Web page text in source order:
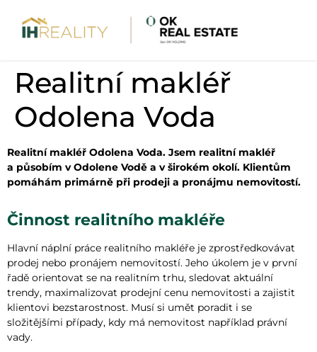
Realitní makléř
Odolena Voda
Realitní makléř Odolena Voda. Jsem realitní makléř
a působím v Odolene Vodě a v širokém okolí. Klientům
pomáhám primárně při prodeji a pronájmu nemovitostí.
Činnost realitního makléře
Hlavní náplní práce realitního makléře je zprostředkovávat
prodej nebo pronájem nemovitostí. Jeho úkolem je v první
řadě orientovat se na realitním trhu, sledovat aktuální
trendy, maximalizovat prodejní cenu nemovitosti a zajistit
klientovi bezstarostnost. Musí si umět poradit i se
složitějšími případy, kdy má nemovitost například právní
vady.